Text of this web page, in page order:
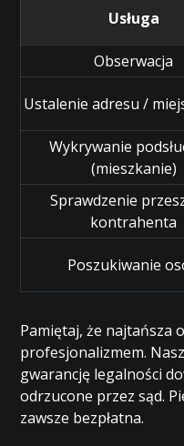
Usługa
Obserwacja
Ustalenie adresu /
Wykrywanie
(mieszkanie)
Sprawdzenie
kontrahenta
Poszukiwanie
Pamiętaj, że najtańsza
profesjonalizmem.
gwarancję legalności
odrzucone przez sąd.
zawsze bezpłatna.